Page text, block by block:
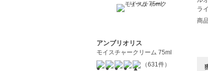
筆
特
⑥
商
アンブリオリス
モイスチャークリーム 75ml
（631件）